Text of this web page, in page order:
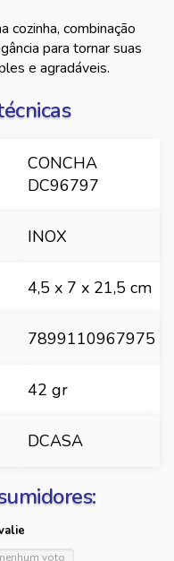
cozinha, combinação
para tornar suas
e agradáveis.
CONCHA
DC96797
INOX
4,5 x 7 x 21,5 cm
7899110967975
42 gr
DCASA
nenhum voto